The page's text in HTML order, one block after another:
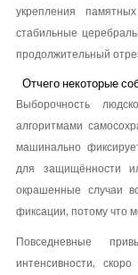
укрепления
стабильные
продолжительный
Отчего некоторые
Выборочность
алгоритмами
машинально
для защищённости
окрашенные случаи
фиксации, потому что
Повседневные
интенсивности,